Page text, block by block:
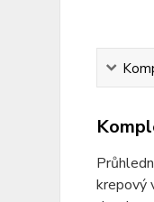
krepový